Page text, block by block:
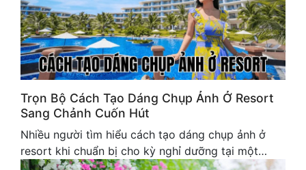
Trọn Bộ Cách Tạo Dáng Chụp Ảnh Ở Resort
Sang Chảnh Cuốn Hút
Nhiều người tìm hiểu cách tạo dáng chụp ảnh ở
resort khi chuẩn bị cho kỳ nghỉ dưỡng tại một…